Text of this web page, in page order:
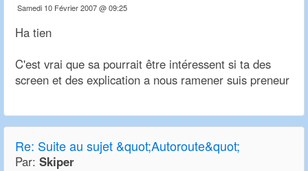
Samedi 10 Février 2007 @ 09:25
Ha tien
C'est vrai que sa pourrait être intéressent si ta des
screen et des explication a nous ramener suis preneur
Re: Suite au sujet &quot;Autoroute&quot;
Par: Skiper